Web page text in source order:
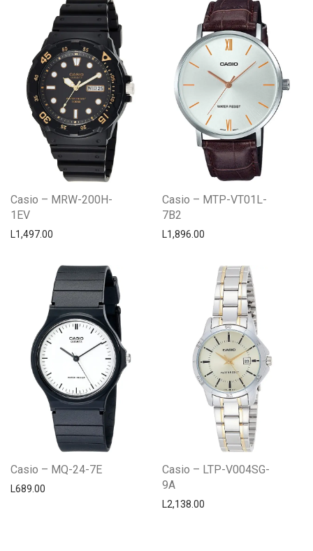
Casio – MRW-200H-
1EV
L1,497.00
Casio – MTP-VT01L-
7B2
L1,896.00
Casio – MQ-24-7E
L689.00
Casio – LTP-V004SG-
9A
L2,138.00